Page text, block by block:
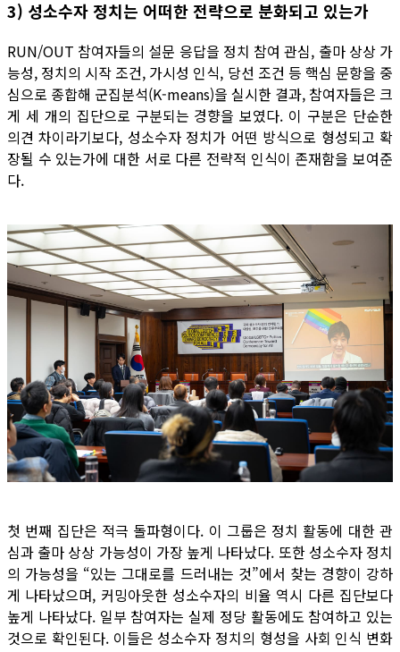
3) 성소수자 정치는 어떠한 전략으로 분화되고 있는가
RUN/OUT 참여자들의 설문 응답을 정치 참여 관심, 출마 상상 가
능성, 정치의 시작 조건, 가시성 인식, 당선 조건 등 핵심 문항을 중
심으로 종합해 군집분석(K-means)을 실시한 결과, 참여자들은 크
게 세 개의 집단으로 구분되는 경향을 보였다. 이 구분은 단순한
의견 차이라기보다, 성소수자 정치가 어떤 방식으로 형성되고 확
장될 수 있는가에 대한 서로 다른 전략적 인식이 존재함을 보여준
다.
첫 번째 집단은 적극 돌파형이다. 이 그룹은 정치 활동에 대한 관
심과 출마 상상 가능성이 가장 높게 나타났다. 또한 성소수자 정치
의 가능성을 “있는 그대로를 드러내는 것”에서 찾는 경향이 강하
게 나타났으며, 커밍아웃한 성소수자의 비율 역시 다른 집단보다
높게 나타났다. 일부 참여자는 실제 정당 활동에도 참여하고 있는
것으로 확인된다. 이들은 성소수자 정치의 형성을 사회 인식 변화